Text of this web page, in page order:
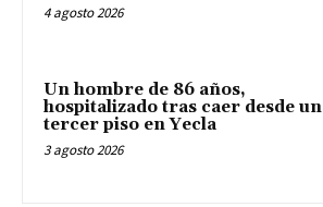
4 agosto 2026
Un hombre de 86 años,
hospitalizado tras caer desde un
tercer piso en Yecla
3 agosto 2026